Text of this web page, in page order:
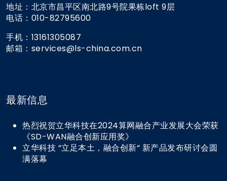
地址：北京市昌平区南北路9号院果栋loft 9层
电话：010-82795600
手机：13161305087
邮箱：services@ls-china.com.cn
最新信息
热烈祝贺立华科技在2024算网融合产业发展大会荣获
《SD-WAN融合创新应用奖》
立华科技 “立足本土，融合创新“ 新产品发布研讨会圆
满落幕